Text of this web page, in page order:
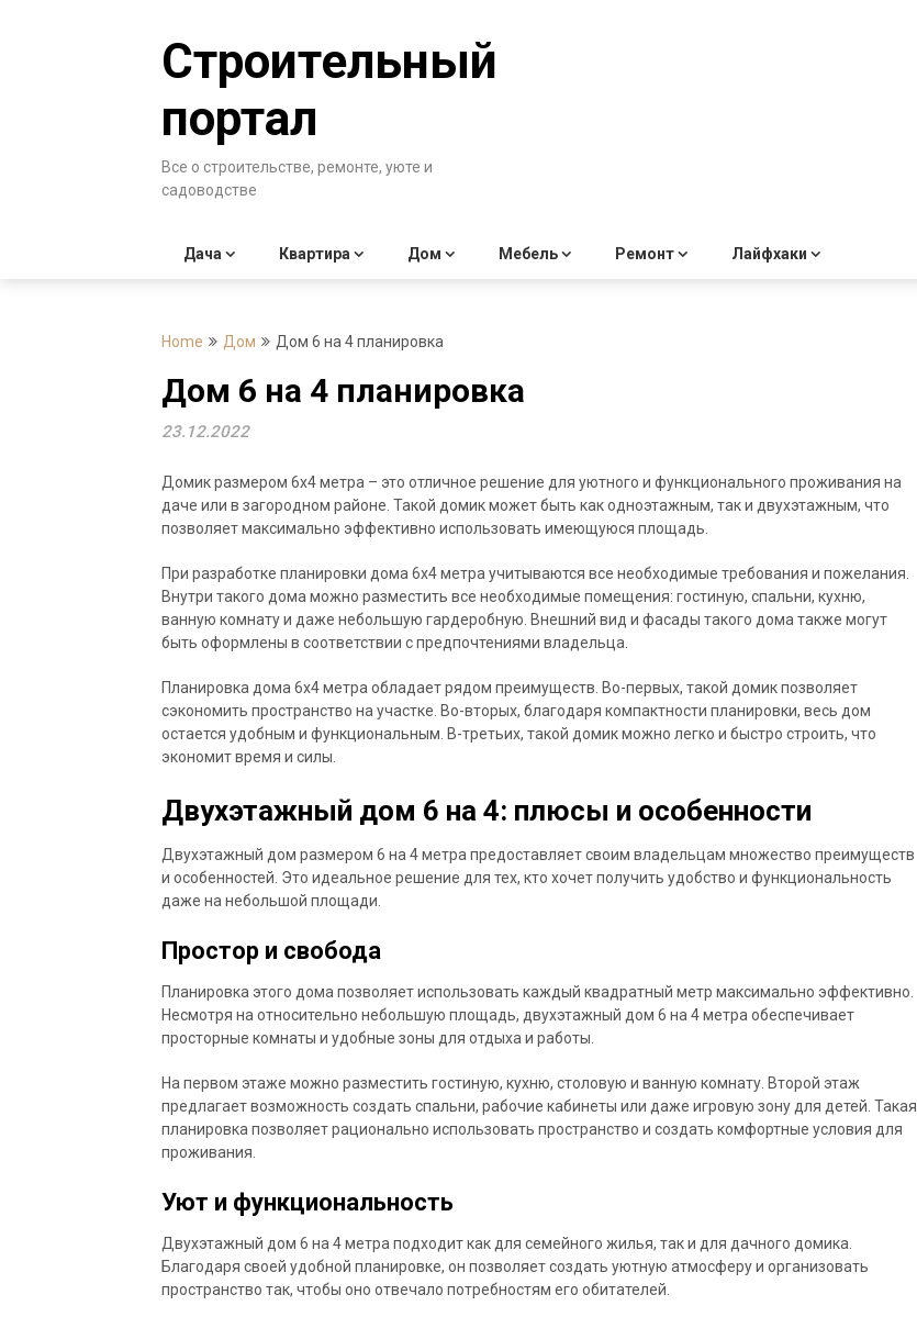
Строительный
портал
Все о строительстве, ремонте, уюте и
садоводстве
Дача Квартира Дом Мебель Ремонт Лайфхаки
Home Дом Дом 6 на 4 планировка
Дом 6 на 4 планировка
23.12.2022
Домик размером 6х4 метра – это отличное решение для уютного и функционального проживания на
даче или в загородном районе. Такой домик может быть как одноэтажным, так и двухэтажным, что
позволяет максимально эффективно использовать имеющуюся площадь.
При разработке планировки дома 6х4 метра учитываются все необходимые требования и пожелания.
Внутри такого дома можно разместить все необходимые помещения: гостиную, спальни, кухню,
ванную комнату и даже небольшую гардеробную. Внешний вид и фасады такого дома также могут
быть оформлены в соответствии с предпочтениями владельца.
Планировка дома 6х4 метра обладает рядом преимуществ. Во-первых, такой домик позволяет
сэкономить пространство на участке. Во-вторых, благодаря компактности планировки, весь дом
остается удобным и функциональным. В-третьих, такой домик можно легко и быстро строить, что
экономит время и силы.
Двухэтажный дом 6 на 4: плюсы и особенности
Двухэтажный дом размером 6 на 4 метра предоставляет своим владельцам множество преимуществ
и особенностей. Это идеальное решение для тех, кто хочет получить удобство и функциональность
даже на небольшой площади.
Простор и свобода
Планировка этого дома позволяет использовать каждый квадратный метр максимально эффективно.
Несмотря на относительно небольшую площадь, двухэтажный дом 6 на 4 метра обеспечивает
просторные комнаты и удобные зоны для отдыха и работы.
На первом этаже можно разместить гостиную, кухню, столовую и ванную комнату. Второй этаж
предлагает возможность создать спальни, рабочие кабинеты или даже игровую зону для детей. Такая
планировка позволяет рационально использовать пространство и создать комфортные условия для
проживания.
Уют и функциональность
Двухэтажный дом 6 на 4 метра подходит как для семейного жилья, так и для дачного домика.
Благодаря своей удобной планировке, он позволяет создать уютную атмосферу и организовать
пространство так, чтобы оно отвечало потребностям его обитателей.